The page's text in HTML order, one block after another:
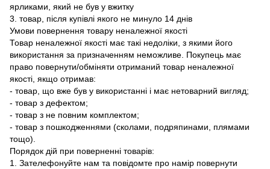
ярликами, який не був у вжитку
3. товар, після купівлі якого не минуло 14 днів
Умови повернення товару неналежної якості
Товар неналежної якості має такі недоліки, з якими його
використання за призначенням неможливе. Покупець має
право повернути/обміняти отриманий товар неналежної
якості, якщо отримав:
- товар, що вже був у використанні і має нетоварний вигляд;
- товар з дефектом;
- товар з не повним комплектом;
- товар з пошкодженнями (сколами, подряпинами, плямами
тощо).
Порядок дій при поверненні товарів:
1. Зателефонуйте нам та повідомте про намір повернути